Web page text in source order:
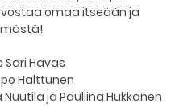
omaa itseään ja
Sari Havas
Halttunen
Nuutila ja Pauliina Hukkanen